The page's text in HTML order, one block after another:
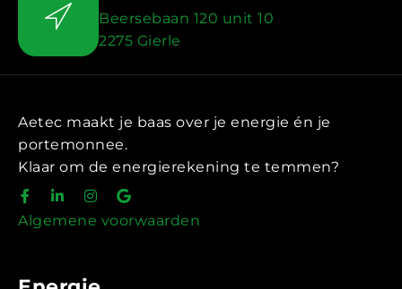
Beersebaan 120 unit 10
2275 Gierle
Aetec maakt je baas over je energie én je
portemonnee.
Klaar om de energierekening te temmen?
Algemene voorwaarden